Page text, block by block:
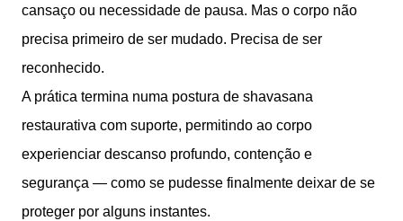
cansaço ou necessidade de pausa. Mas o corpo não
precisa primeiro de ser mudado. Precisa de ser
reconhecido.
A prática termina numa postura de shavasana
restaurativa com suporte, permitindo ao corpo
experienciar descanso profundo, contenção e
segurança — como se pudesse finalmente deixar de se
proteger por alguns instantes.